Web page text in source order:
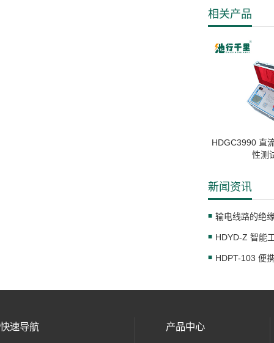
相关产品
HDGC3990 直
性测
新闻资讯
输电线路的绝
HDYD-Z 智能
HDPT-103 便
快速导航 产品中心